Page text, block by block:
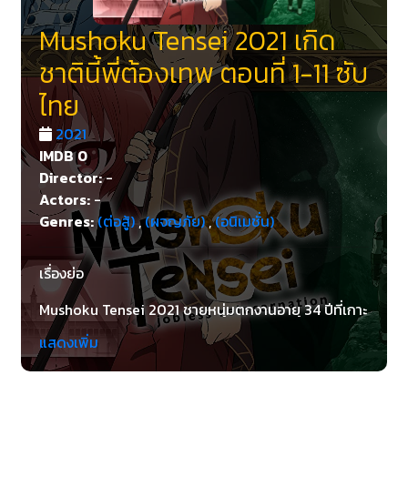
Mushoku Tensei 2021 เกิด
ชาตินี้พี่ต้องเทพ ตอนที่ 1-11 ซับ
ไทย
2021
IMDB0
Director:-
Actors: -
Genres:(ต่อสู้),(ผจญภัย),(อนิเมชั่น)
เรื่องย่อ
Mushoku Tensei 2021 ชายหนุ่มตกงานอายุ 34 ปีที่เกาะ
บิดามารดากินไปวันๆเมื่อบิดามารดาจากไป ลูกพี่ลูกน้อง
ก็ทนไม่ได้ไล่ตะเพิดเขาออกมาจากบ้าน ขณะกำลังหมด
กำลังใจแล้วก็คิดเศร้าใจ เขาก็ถูกรถบรรทุกชนตาย แต่ว่า
แสดงเพิ่ม